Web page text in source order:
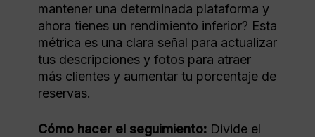
mantener una determinada plataforma y
ahora tienes un rendimiento inferior? Esta
métrica es una clara señal para actualizar
tus descripciones y fotos para atraer
más clientes y aumentar tu porcentaje de
reservas.
Cómo hacer el seguimiento: Divide el